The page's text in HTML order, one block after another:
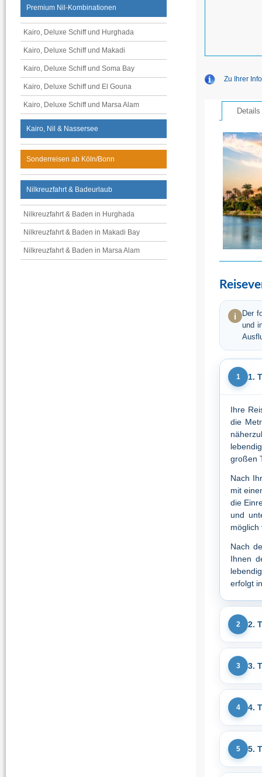
Premium Nil-Kombinationen
Kairo, Deluxe Schiff und Hurghada
Kairo, Deluxe Schiff und Makadi
Kairo, Deluxe Schiff und Soma Bay
Kairo, Deluxe Schiff und El Gouna
Kairo, Deluxe Schiff und Marsa Alam
Kairo, Nil & Nassersee
Sonderreisen ab Köln/Bonn
Nilkreuzfahrt & Badeurlaub
Nilkreuzfahrt & Baden in Hurghada
Nilkreuzfahrt & Baden in Makadi Bay
Nilkreuzfahrt & Baden in Marsa Alam
Zu Ihrer